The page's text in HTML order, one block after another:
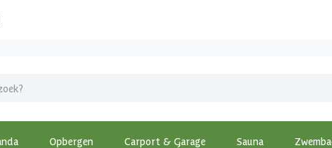
Opbergen Carport & Garage Sauna